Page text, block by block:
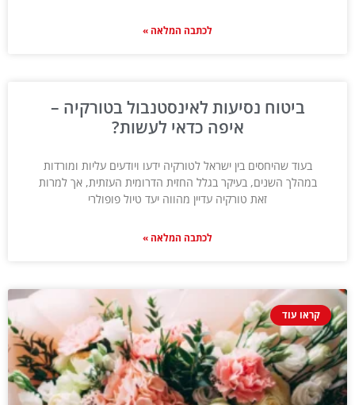
לכתבה המלאה »
ביטוח נסיעות לאינסטנבול בטורקיה –
איפה כדאי לעשות?
בעוד שהיחסים בין ישראל לטורקיה ידעו ויודעים עליות ומורדות
במהלך השנים, בעיקר בגלל החזית הדרומית העזתית, אך למרות
זאת טורקיה עדיין מהווה יעד טיול פופולרי
לכתבה המלאה »
קראו עוד